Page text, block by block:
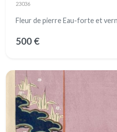
23036
Fleur de pierre Eau-forte et
500 €